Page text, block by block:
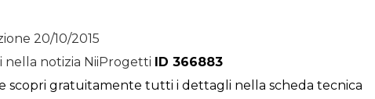
20/10/2015
notizia NiiProgetti ID 366883
scopri gratuitamente tutti i dettagli nella scheda tecnica